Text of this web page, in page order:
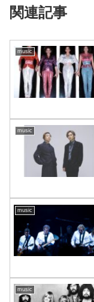
関連記事
music
music
music
music